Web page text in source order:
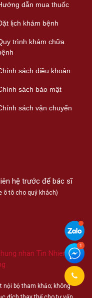
dẫn mua thuốc
lịch khám bệnh
trình khám chữa
sách điều khoản
sách bảo mật
sách vận chuyển
hệ trước để bác sĩ
ô tô cho quý khách)
bộ tham khảo; không